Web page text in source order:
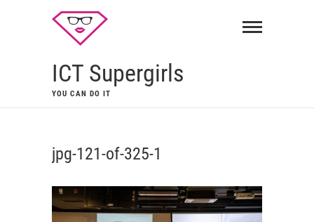
ICT Supergirls
YOU CAN DO IT
jpg-121-of-325-1